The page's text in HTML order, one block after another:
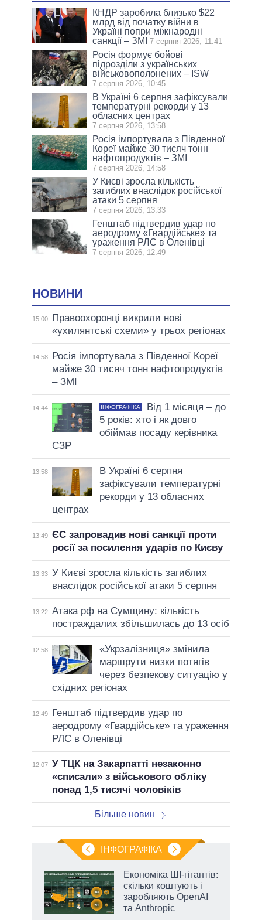
КНДР заробила близько $22
млрд від початку війни в
Україні попри міжнародні
санкції – ЗМІ
7 серпня 2026, 11:41
Росія формує бойові
підрозділи з українських
військовополонених – ISW
7 серпня 2026, 10:45
В Україні 6 серпня зафіксували
температурні рекорди у 13
обласних центрах
7 серпня 2026, 13:58
Росія імпортувала з Південної
Кореї майже 30 тисяч тонн
нафтопродуктів – ЗМІ
7 серпня 2026, 14:58
У Києві зросла кількість
загиблих внаслідок російської
атаки 5 серпня
7 серпня 2026, 13:33
Генштаб підтвердив удар по
аеродрому «Гвардійське» та
ураження РЛС в Оленівці
7 серпня 2026, 12:49
НОВИНИ
15:00
Правоохоронці викрили нові
«ухилянтські схеми» у трьох регіонах
14:58
Росія імпортувала з Південної Кореї
майже 30 тисяч тонн нафтопродуктів
– ЗМІ
14:44 ІНФОГРАФІКА
Від 1 місяця – до
5 років: хто і як довго
обіймав посаду керівника
СЗР
13:58
В Україні 6 серпня
зафіксували температурні
рекорди у 13 обласних
центрах
13:49 ЄС запровадив нові санкції проти
росії за посилення ударів по Києву
13:33 У Києві зросла кількість загиблих
внаслідок російської атаки 5 серпня
13:22 Атака рф на Сумщину: кількість
постраждалих збільшилась до 13 осіб
12:58
«Укрзалізниця» змінила
маршрути низки потягів
через безпекову ситуацію у
східних регіонах
12:49
Генштаб підтвердив удар по
аеродрому «Гвардійське» та ураження
РЛС в Оленівці
12:07 У ТЦК на Закарпатті незаконно
«списали» з військового обліку
понад 1,5 тисячі чоловіків
Більше новин
ІНФОГРАФІКА
Економіка ШІ-гігантів:
скільки коштують і
заробляють OpenAI
та Anthropic